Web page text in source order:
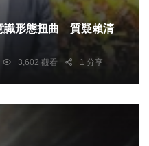
識形態扭曲 質疑賴清
3,602 觀看 1 分享